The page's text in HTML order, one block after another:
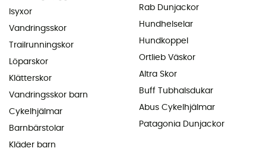
Isyxor
Vandringsskor
Trailrunningskor
Löparskor
Klätterskor
Vandringsskor barn
Cykelhjälmar
Barnbärstolar
Kläder barn
Rab Dunjackor
Hundhelselar
Hundkoppel
Ortlieb Väskor
Altra Skor
Buff Tubhalsdukar
Abus Cykelhjälmar
Patagonia Dunjackor